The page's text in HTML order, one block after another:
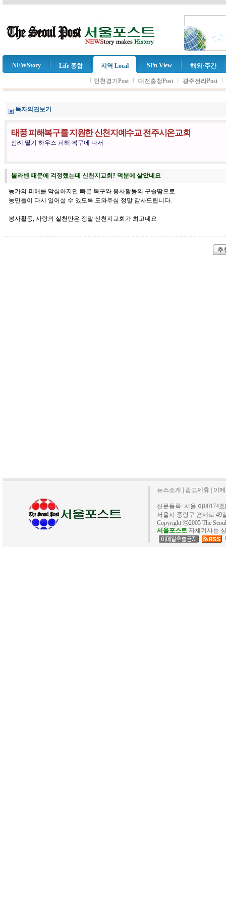
NEWStory Life 종합 지역 Local SPn View 해외·주간
l 인천경기Post l 대전충청Post l 광주전라Post l
독자의견보기
태풍 피해복구를 지원한 신천지예수교 전주시온교회
삼례 딸기 하우스 피해 복구에 나서
볼라벤 때문에 걱정했는데 신천지교회? 덕분에 살았네요
농가의 피해를 막심하지만 빠른 복구와 봉사활동의 구슬땀으로
농민들이 다시 일어설 수 있도록 도와주심 정말 감사드립니다.
봉사활동, 사랑의 실천만은 정말 신천지교회가 최고네요
뉴스소개 광고제휴 이
신문등록: 서울 아00174
서울시 중랑구 겸재로 49
Copyright ⓒ2005 The
서울포스트 자체기사는